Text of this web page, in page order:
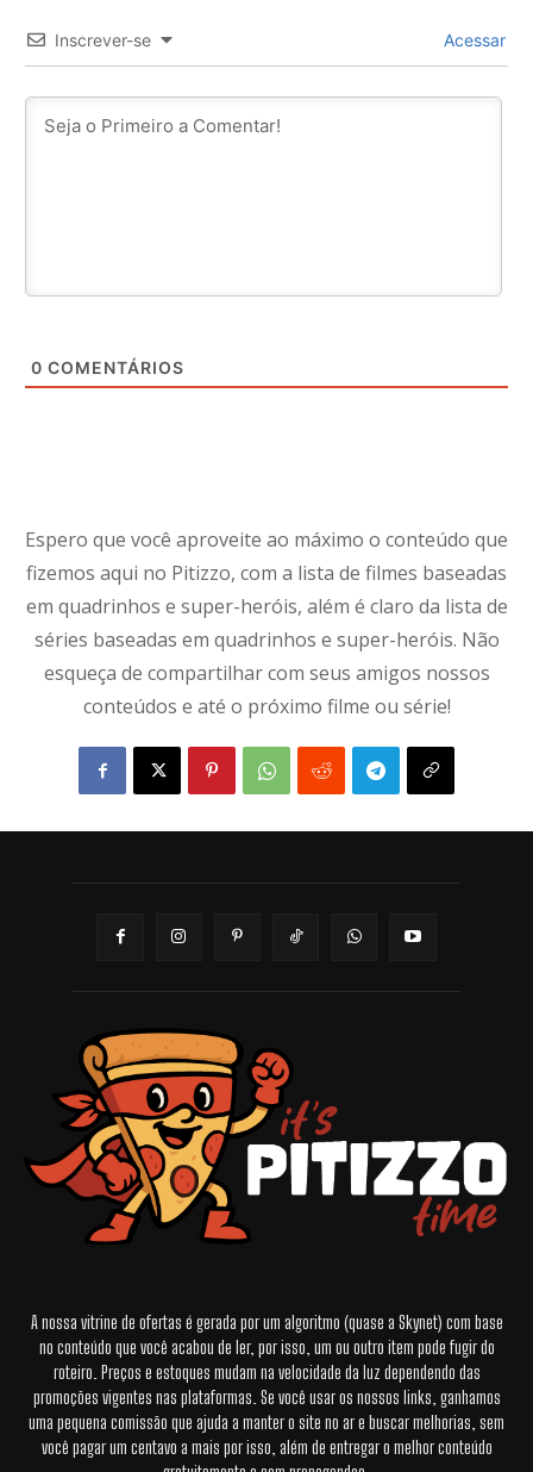
Inscrever-se Acessar
0 COMENTÁRIOS
Espero que você aproveite ao máximo o conteúdo que
fizemos aqui no Pitizzo, com a lista de filmes baseadas
em quadrinhos e super-heróis, além é claro da lista de
séries baseadas em quadrinhos e super-heróis. Não
esqueça de compartilhar com seus amigos nossos
conteúdos e até o próximo filme ou série!
A nossa vitrine de ofertas é gerada por um algoritmo (quase a Skynet) com base
no conteúdo que você acabou de ler, por isso, um ou outro item pode fugir do
roteiro. Preços e estoques mudam na velocidade da luz dependendo das
promoções vigentes nas plataformas. Se você usar os nossos links, ganhamos
uma pequena comissão que ajuda a manter o site no ar e buscar melhorias, sem
você pagar um centavo a mais por isso, além de entregar o melhor conteúdo